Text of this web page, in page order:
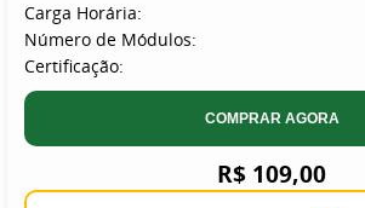
Carga Horária:
Número de Módulos:
Certificação:
COMPRAR AGORA
R$ 109,00